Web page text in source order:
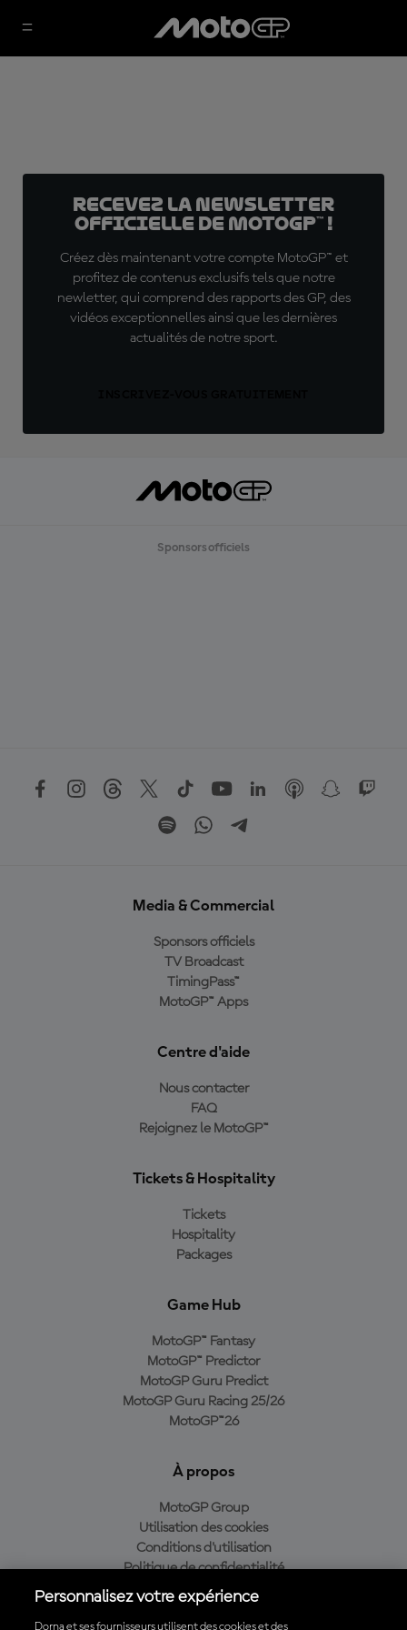
Recevez la Newsletter
officielle de MotoGP™ !
Créez dès maintenant votre compte MotoGP™ et
profitez de contenus exclusifs tels que notre
newletter, qui comprend des rapports des GP, des
vidéos exceptionnelles ainsi que les dernières
actualités de notre sport.
Sponsors officiels
Media & Commercial
Sponsors officiels
TV Broadcast
TimingPass™
MotoGP™ Apps
Centre d'aide
Nous contacter
FAQ
Rejoignez le MotoGP™
Tickets & Hospitality
Tickets
Hospitality
Packages
Game Hub
MotoGP™ Fantasy
MotoGP™ Predictor
MotoGP Guru Predict
MotoGP Guru Racing 25/26
MotoGP™26
À propos
MotoGP Group
Utilisation des cookies
Conditions d'utilisation
Politique de confidentialité
Politique d’achat
Personnalisez votre expérience
Dorna et ses fournisseurs utilisent des cookies et des